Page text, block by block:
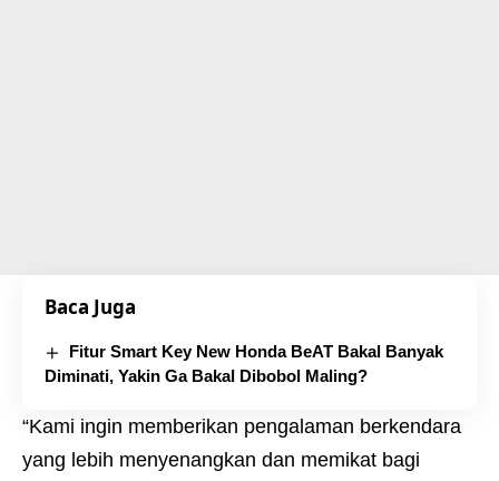
Baca Juga
Fitur Smart Key New Honda BeAT Bakal Banyak
Diminati, Yakin Ga Bakal Dibobol Maling?
“Kami ingin memberikan pengalaman berkendara
yang lebih menyenangkan dan memikat bagi